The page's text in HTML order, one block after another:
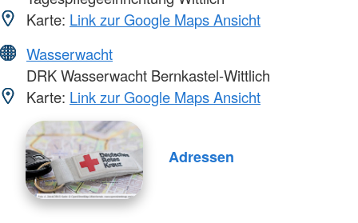
Karte: Link zur Google Maps Ansicht
Wasserwacht
DRK Wasserwacht Bernkastel-Wittlich
Karte: Link zur Google Maps Ansicht
Adressen